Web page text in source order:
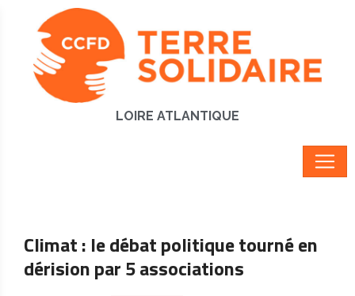
LOIRE ATLANTIQUE
Climat : le débat politique tourné en
dérision par 5 associations